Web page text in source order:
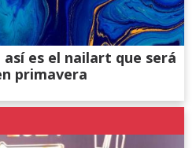
es el nailart que será
primavera